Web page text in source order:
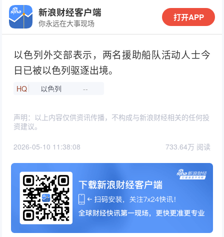
新浪财经客户端
你永远在大事现场
打开APP
以色列外交部表示，两名援助船队活动人士今
日已被以色列驱逐出境。
HQ 以色列 --
声明：以上内容仅供资讯传播，不构成与新浪财经相关的任何投
资建议。
2026-05-10 11:38:08 733.64万 阅读